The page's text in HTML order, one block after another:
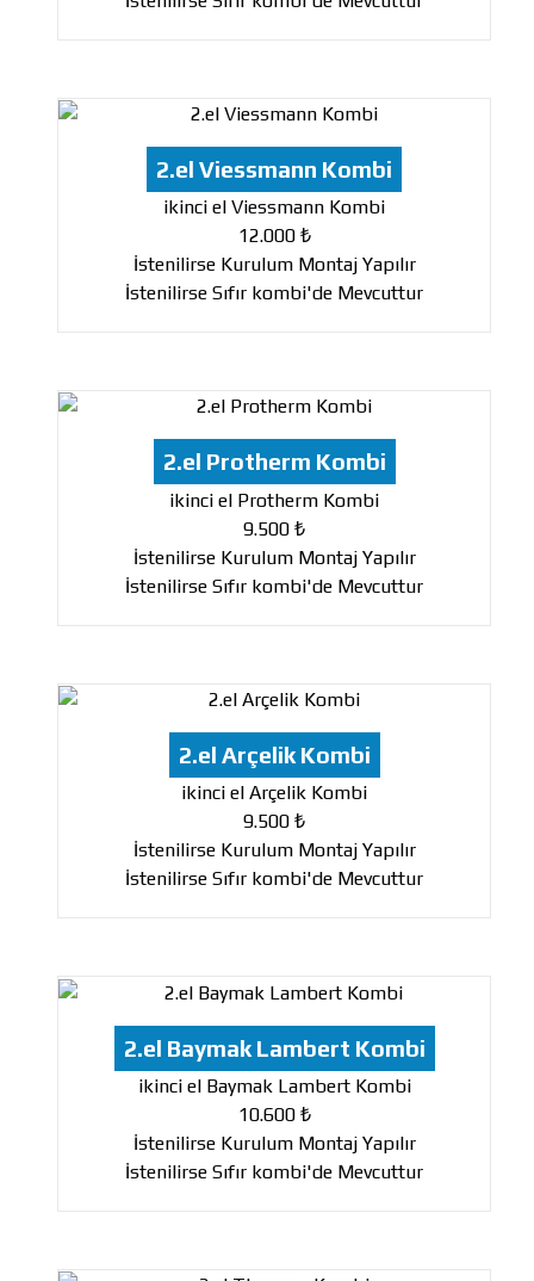
2.el Viessmann Kombi
ikinci el Viessmann Kombi
12.000 ₺
İstenilirse Kurulum Montaj Yapılır
İstenilirse Sıfır kombi'de Mevcuttur
2.el Protherm Kombi
ikinci el Protherm Kombi
9.500 ₺
İstenilirse Kurulum Montaj Yapılır
İstenilirse Sıfır kombi'de Mevcuttur
2.el Arçelik Kombi
ikinci el Arçelik Kombi
9.500 ₺
İstenilirse Kurulum Montaj Yapılır
İstenilirse Sıfır kombi'de Mevcuttur
2.el Baymak Lambert Kombi
ikinci el Baymak Lambert Kombi
10.600 ₺
İstenilirse Kurulum Montaj Yapılır
İstenilirse Sıfır kombi'de Mevcuttur